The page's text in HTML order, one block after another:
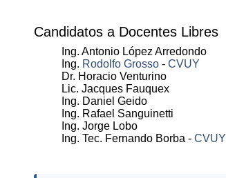
Candidatos a Docentes Libres
Ing. Antonio López Arredondo
Ing. Rodolfo Grosso- CVUY
Dr. Horacio Venturino
Lic. Jacques Fauquex
Ing. Daniel Geido
Ing. Rafael Sanguinetti
Ing. Jorge Lobo
Ing. Tec. Fernando Borba - CVUY